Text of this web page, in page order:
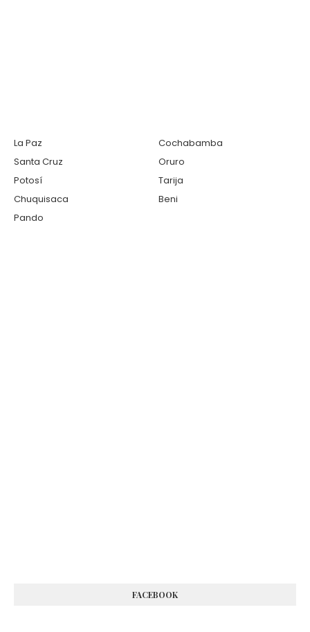
La Paz
Cochabamba
Santa Cruz
Oruro
Potosí
Tarija
Chuquisaca
Beni
Pando
FACEBOOK